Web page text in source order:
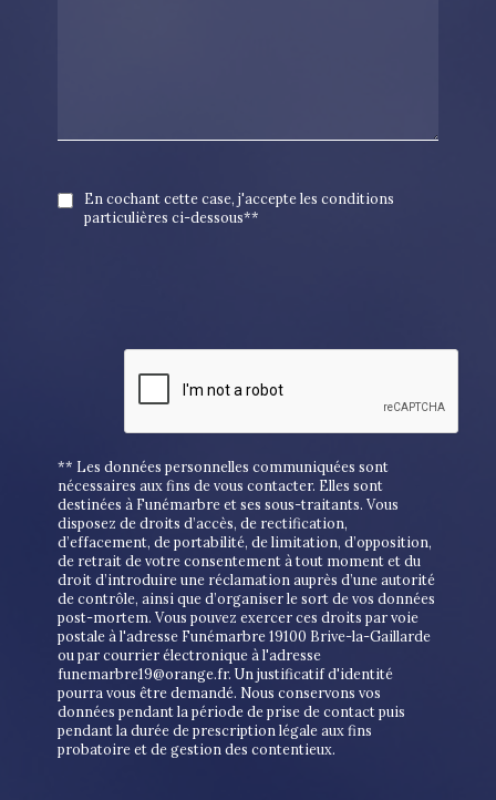
En cochant cette case, j'accepte les conditions
particulières ci-dessous**
** Les données personnelles communiquées sont
nécessaires aux fins de vous contacter. Elles sont
destinées à Funémarbre et ses sous-traitants. Vous
disposez de droits d’accès, de rectification,
d’effacement, de portabilité, de limitation, d’opposition,
de retrait de votre consentement à tout moment et du
droit d’introduire une réclamation auprès d’une autorité
de contrôle, ainsi que d’organiser le sort de vos données
post-mortem. Vous pouvez exercer ces droits par voie
postale à l'adresse Funémarbre 19100 Brive-la-Gaillarde
ou par courrier électronique à l'adresse
funemarbre19@orange.fr. Un justificatif d'identité
pourra vous être demandé. Nous conservons vos
données pendant la période de prise de contact puis
pendant la durée de prescription légale aux fins
probatoire et de gestion des contentieux.